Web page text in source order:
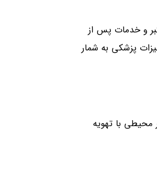
و خدمات پس از
پزشکی به شمار
محیطی با تهویه